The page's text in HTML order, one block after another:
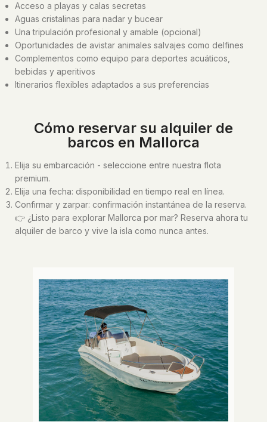
Acceso a playas y calas secretas
Aguas cristalinas para nadar y bucear
Una tripulación profesional y amable (opcional)
Oportunidades de avistar animales salvajes como delfines
Complementos como equipo para deportes acuáticos,
bebidas y aperitivos
Itinerarios flexibles adaptados a sus preferencias
Cómo reservar su alquiler de
barcos en Mallorca
Elija su embarcación - seleccione entre nuestra flota
premium.
Elija una fecha: disponibilidad en tiempo real en línea.
Confirmar y zarpar: confirmación instantánea de la reserva.
👉 ¿Listo para explorar Mallorca por mar? Reserva ahora tu
alquiler de barco y vive la isla como nunca antes.